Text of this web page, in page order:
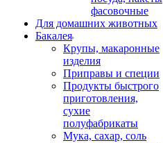
фасовочные
Для домашних животных
Бакалея
Крупы, макаронные
изделия
Приправы и специи
Продукты быстрого
приготовления,
сухие
полуфабрикаты
Мука, сахар, соль